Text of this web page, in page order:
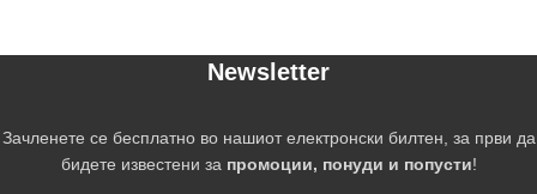
Newsletter
Зачленете се бесплатно во нашиот електронски билтен, за први да
бидете известени за промоции, понуди и попусти!